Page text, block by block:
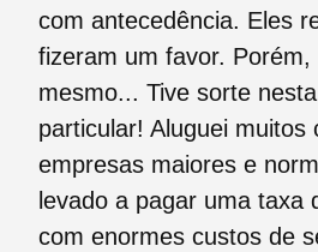
com antecedência. Eles
fizeram um favor.
mesmo... Tive sorte
particular! Aluguei muitos
empresas maiores e
levado a pagar uma taxa
com enormes custos de